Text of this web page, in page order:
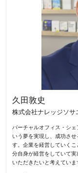
久田敦史
株式会社ナレッジソサ
バーチャルオフィス・シ
いう夢を実現し、成功さ
す。企業を経営していく
分自身が経営をしていて
いただきたいと考えていま